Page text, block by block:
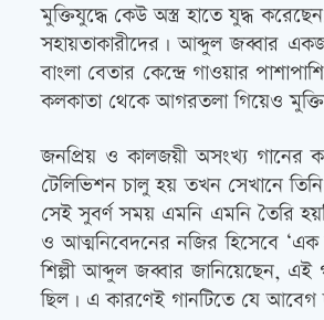
মুক্তিযুদ্ধে কেউ অস্ত্র হাতে যুদ্ধ
সহায়তাকারীদের। আব্দুল জব্বার
বাংলা বেতার কেন্দ্রে গাওয়ার
কলকাতা থেকে আগরতলা গিয়েও
জনপ্রিয় ও কালজয়ী অসংখ্য গানের
টেলিভিশন চালু হয় তখন সেখানে
সেই সুবর্ণ সময় এমনি এমনি তৈরি
ও আত্মনিবেদনের নজির হিসেবে ‘এক
শিল্পী আব্দুল জব্বার জানিয়েছেন,
ছিল। এ কারণেই গানটিতে যে আবেগ